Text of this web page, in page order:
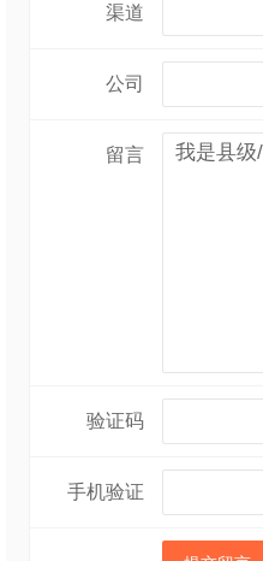
渠道
公司
留言
验证码
手机验证